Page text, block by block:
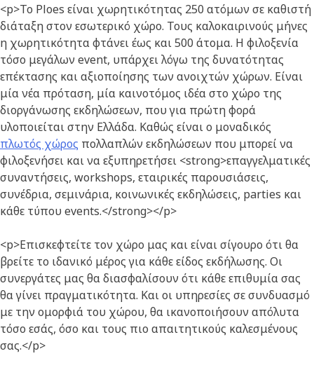
<p>Το Ploes είναι χωρητικότητας 250 ατόμων σε καθιστή
διάταξη στον εσωτερικό χώρο. Τους καλοκαιρινούς μήνες
η χωρητικότητα φτάνει έως και 500 άτομα. Η φιλοξενία
τόσο μεγάλων event, υπάρχει λόγω της δυνατότητας
επέκτασης και αξιοποίησης των ανοιχτών χώρων. Είναι
μία νέα πρόταση, μία καινοτόμος ιδέα στο χώρο της
διοργάνωσης εκδηλώσεων, που για πρώτη φορά
υλοποιείται στην Ελλάδα. Καθώς είναι ο μοναδικός
πλωτός χώρος πολλαπλών εκδηλώσεων που μπορεί να
φιλοξενήσει και να εξυπηρετήσει <strong>επαγγελματικές
συναντήσεις, workshops, εταιρικές παρουσιάσεις,
συνέδρια, σεμινάρια, κοινωνικές εκδηλώσεις, parties και
κάθε τύπου events.</strong></p>
<p>Επισκεφτείτε τον χώρο μας και είναι σίγουρο ότι θα
βρείτε το ιδανικό μέρος για κάθε είδος εκδήλωσης. Οι
συνεργάτες μας θα διασφαλίσουν ότι κάθε επιθυμία σας
θα γίνει πραγματικότητα. Και οι υπηρεσίες σε συνδυασμό
με την ομορφιά του χώρου, θα ικανοποιήσουν απόλυτα
τόσο εσάς, όσο και τους πιο απαιτητικούς καλεσμένους
σας.</p>